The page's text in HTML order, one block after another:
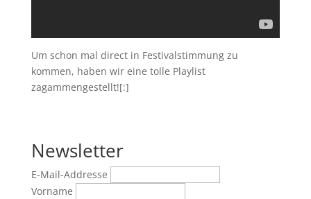
Um schon mal direct in Festivalstimmung zu
kommen, haben wir eine tolle Playlist
zagammengestellt![:]
Newsletter
E-Mail-Addresse
Vorname